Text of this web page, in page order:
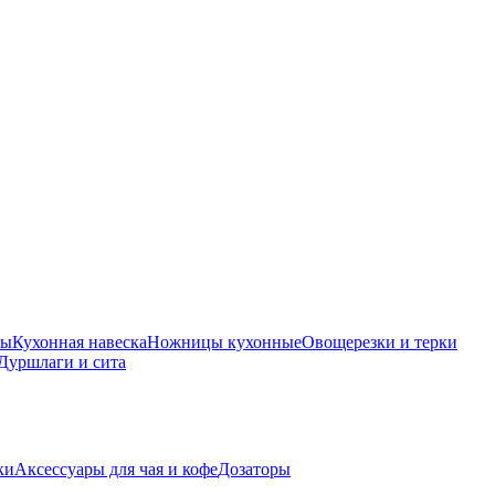
Кухонная навескаНожницы кухонныеОвощерезки и терки
и сита
Аксессуары для чая и кофеДозаторы